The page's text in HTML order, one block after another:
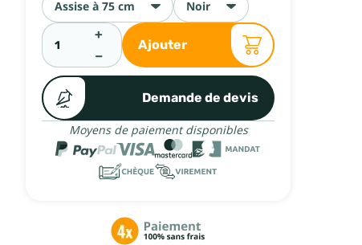
Assise à 75 cm Noir
+
−
Ajouter
Demande de devis
Moyens de paiement disponibles